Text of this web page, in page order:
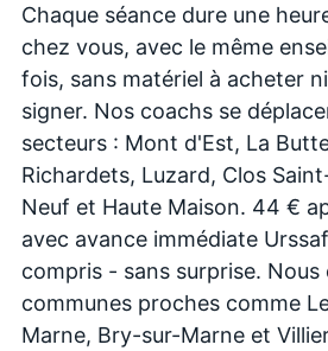
Chaque séance dure une
chez vous, avec le même
fois, sans matériel à acheter
signer. Nos coachs se
secteurs : Mont d'Est, La
Richardets, Luzard, Clos
Neuf et Haute Maison. 44 €
avec avance immédiate
compris - sans surprise. Nous
communes proches comme
Marne, Bry-sur-Marne et